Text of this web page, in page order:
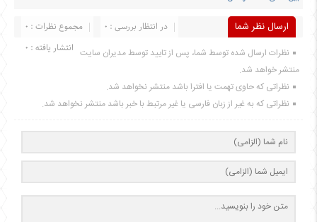
ارسال نظر شما مجموع نظرات : 0
در انتظار بررسی : 0
انتشار یافته : 0 نظرات ارسال شده توسط شما، پس از تایید توسط مدیران سایت
منتشر خواهد شد.
نظراتی که حاوی تهمت یا افترا باشد منتشر نخواهد شد.
نظراتی که به غیر از زبان فارسی یا غیر مرتبط با خبر باشد منتشر نخواهد شد.